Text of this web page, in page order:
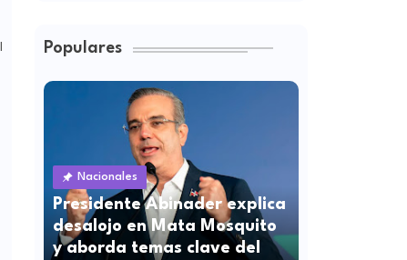
Populares
Nacionales
Presidente Abinader explica
desalojo en Mata Mosquito
y aborda temas clave del